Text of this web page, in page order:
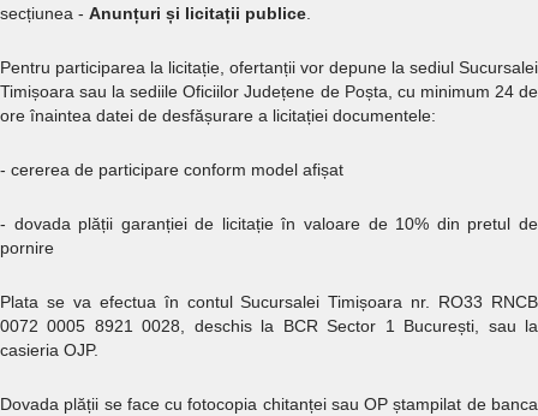
secțiunea - Anunțuri și licitații publice
Pentru participarea la licitație, ofertanții vor depune la sediul Sucursalei
Timișoara sau la sediile Oficiilor Județene de Poșta, cu minimum 24 de
ore înaintea datei de desfășurare a licitației documentele:
- cererea de participare conform model afișat
- dovada plății garanției de licitație în valoare de 10% din pretul de
pornire
Plata se va efectua în contul Sucursalei Timișoara nr. RO33 RNCB
0072 0005 8921 0028, deschis la BCR Sector 1 București, sau la
casieria OJP.
Dovada plății se face cu fotocopia chitanței sau OP ștampilat de banca